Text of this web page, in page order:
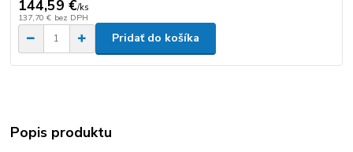
144,59 €/ks
137,70 € bez DPH
Pridať do košíka
Popis produktu